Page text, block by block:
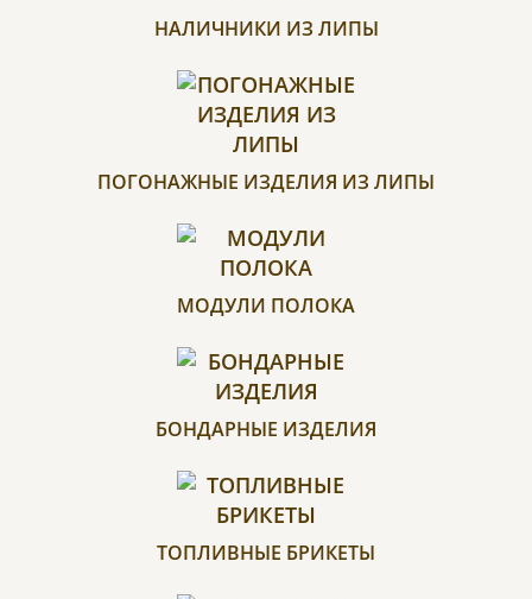
НАЛИЧНИКИ ИЗ ЛИПЫ
ПОГОНАЖНЫЕ ИЗДЕЛИЯ ИЗ ЛИПЫ
МОДУЛИ ПОЛОКА
БОНДАРНЫЕ ИЗДЕЛИЯ
ТОПЛИВНЫЕ БРИКЕТЫ